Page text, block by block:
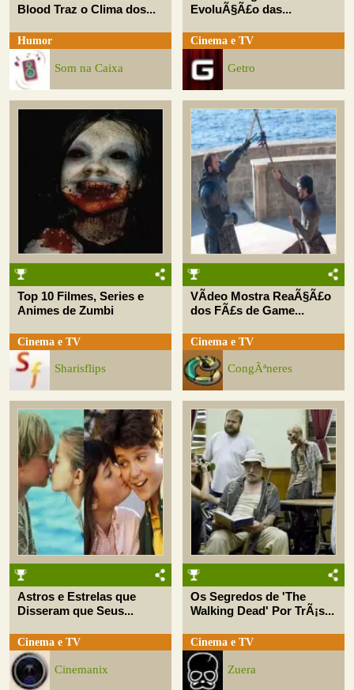
Blood Traz o Clima dos...
Humor
Som na Caixa
EvoluÃ§Ã£o das...
Cinema e TV
Getro
Top 10 Filmes, Series e
Animes de Zumbi
Cinema e TV
Sharisflips
VÃ­deo Mostra ReaÃ§Ã£o
dos FÃ£s de Game...
Cinema e TV
CongÃªneres
Astros e Estrelas que
Disseram que Seus...
Cinema e TV
Cinemanix
Os Segredos de 'The
Walking Dead' Por TrÃ¡s...
Cinema e TV
Zuera